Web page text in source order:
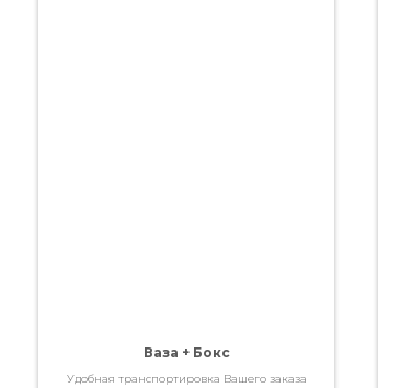
Ваза + Бокс
Удобная транспортировка Вашего заказа